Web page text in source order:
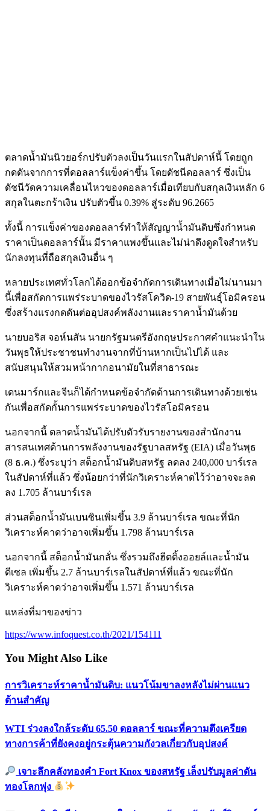
ตลาดน้ำมันนิวยอร์กปรับตัวลงเป็นวันแรกในสัปดาห์นี้ โดยถูก
กดดันจากการที่ดอลลาร์แข็งค่าขึ้น โดยดัชนีดอลลาร์ ซึ่งเป็น
ดัชนีวัดความเคลื่อนไหวของดอลลาร์เมื่อเทียบกับสกุลเงินหลัก 6
สกุลในตะกร้าเงิน ปรับตัวขึ้น 0.39% สู่ระดับ 96.2665
ทั้งนี้ การแข็งค่าของดอลลาร์ทำให้สัญญาน้ำมันดิบซึ่งกำหนด
ราคาเป็นดอลลาร์นั้น มีราคาแพงขึ้นและไม่น่าดึงดูดใจสำหรับ
นักลงทุนที่ถือสกุลเงินอื่น ๆ
หลายประเทศทั่วโลกได้ออกข้อจำกัดการเดินทางเมื่อไม่นานมา
นี้เพื่อสกัดการแพร่ระบาดของไวรัสโควิด-19 สายพันธุ์โอมิครอน
ซึ่งสร้างแรงกดดันต่ออุปสงค์พลังงานและราคาน้ำมันด้วย
นายบอริส จอห์นสัน นายกรัฐมนตรีอังกฤษประกาศคำแนะนำใน
วันพุธให้ประชาชนทำงานจากที่บ้านหากเป็นไปได้ และ
สนับสนุนให้สวมหน้ากากอนามัยในที่สาธารณะ
เดนมาร์กและจีนก็ได้กำหนดข้อจำกัดด้านการเดินทางด้วยเช่น
กันเพื่อสกัดกั้นการแพร่ระบาดของไวรัสโอมิครอน
นอกจากนี้ ตลาดน้ำมันได้ปรับตัวรับรายงานของสำนักงาน
สารสนเทศด้านการพลังงานของรัฐบาลสหรัฐ (EIA) เมื่อวันพุธ
(8 ธ.ค.) ซึ่งระบุว่า สต็อกน้ำมันดิบสหรัฐ ลดลง 240,000 บาร์เรล
ในสัปดาห์ที่แล้ว ซึ่งน้อยกว่าที่นักวิเคราะห์คาดไว้ว่าอาจจะลด
ลง 1.705 ล้านบาร์เรล
ส่วนสต็อกน้ำมันเบนซินเพิ่มขึ้น 3.9 ล้านบาร์เรล ขณะที่นัก
วิเคราะห์คาดว่าอาจเพิ่มขึ้น 1.798 ล้านบาร์เรล
นอกจากนี้ สต็อกน้ำมันกลั่น ซึ่งรวมถึงฮีตติ้งออยล์และน้ำมัน
ดีเซล เพิ่มขึ้น 2.7 ล้านบาร์เรลในสัปดาห์ที่แล้ว ขณะที่นัก
วิเคราะห์คาดว่าอาจเพิ่มขึ้น 1.571 ล้านบาร์เรล
แหล่งที่มาของข่าว
https://www.infoquest.co.th/2021/154111
You Might Also Like
การวิเคราะห์ราคาน้ำมันดิบ: แนวโน้มขาลงหลังไม่ผ่านแนว
ต้านสำคัญ
WTI ร่วงลงใกล้ระดับ 65.50 ดอลลาร์ ขณะที่ความตึงเครียด
ทางการค้าที่ยังคงอยู่กระตุ้นความกังวลเกี่ยวกับอุปสงค์
เจาะลึกคลังทองคำ Fort Knox ของสหรัฐ เล็งปรับมูลค่าดัน
ทองโลกพุ่ง